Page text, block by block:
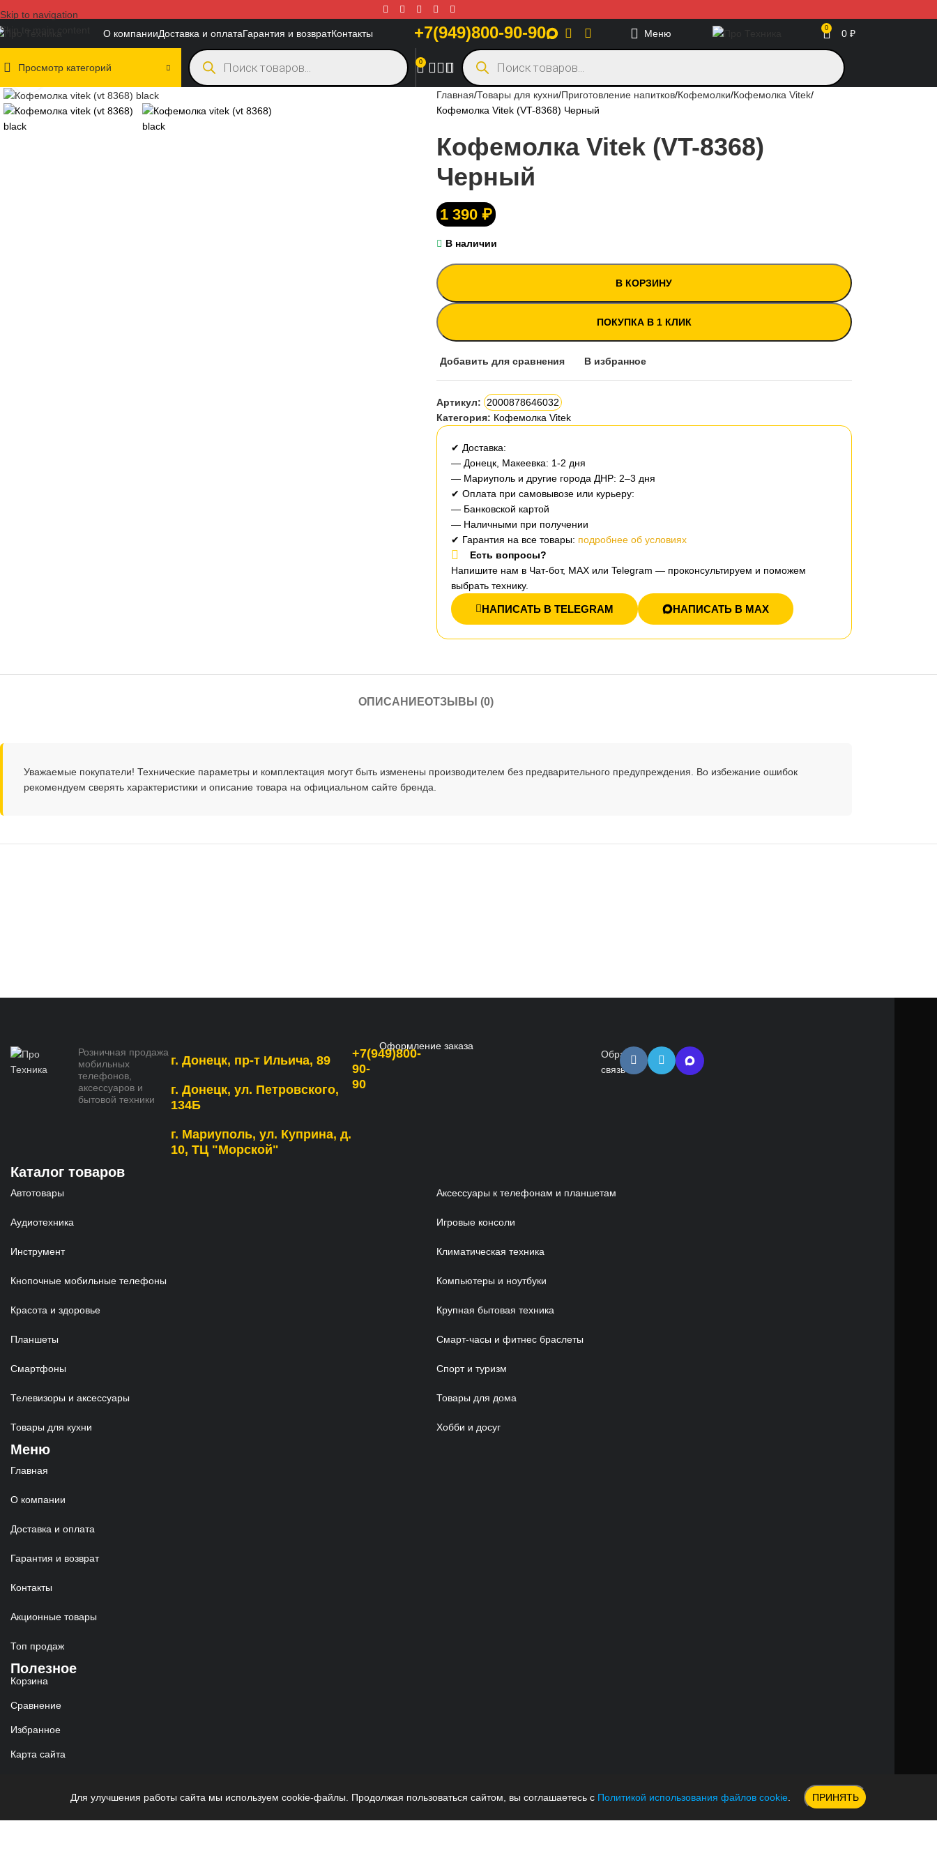
Skip to navigation
Skip to main content
О компанииДоставка и оплатаГарантия и возвратКонтакты +7(949)800-90-90 Меню 0 0 ₽
Просмотр категорий 0
Нажмите, чтобы увеличить
Главная Товары для кухни Приготовление напитков Кофемолки Кофемолка Vitek
Кофемолка Vitek (VT-8368) Черный
Кофемолка Vitek (VT-8368)
Черный
1 390 ₽
В наличии
В КОРЗИНУ
ПОКУПКА В 1 КЛИК
Добавить для сравнения В избранное
Артикул:
2000878646032
Категория: Кофемолка Vitek
✔ Доставка:
— Донецк, Макеевка: 1-2 дня
— Мариуполь и другие города ДНР: 2–3 дня
✔ Оплата при самовывозе или курьеру:
— Банковской картой
— Наличными при получении
✔ Гарантия на все товары: подробнее об условиях
Есть вопросы?
Напишите нам в Чат-бот, MAX или Telegram — проконсультируем и поможем
выбрать технику.
НАПИСАТЬ В TELEGRAM НАПИСАТЬ В MAX
ОПИСАНИЕОТЗЫВЫ (0)
Уважаемые покупатели! Технические параметры и комплектация могут быть изменены производителем без предварительного предупреждения. Во избежание ошибок
рекомендуем сверять характеристики и описание товара на официальном сайте бренда.
Розничная продажа
мобильных
телефонов,
аксессуаров и
бытовой техники
г. Донецк, пр-т Ильича, 89
г. Донецк, ул. Петровского,
134Б
г. Мариуполь, ул. Куприна, д.
10, ТЦ "Морской"
+7(949)800-
90-
90
Оформление заказа
Обратная
связь
Каталог товаров
Автотовары Аксессуары к телефонам и планшетам
Аудиотехника Игровые консоли
Инструмент Климатическая техника
Кнопочные мобильные телефоны Компьютеры и ноутбуки
Красота и здоровье Крупная бытовая техника
Планшеты Смарт-часы и фитнес браслеты
Смартфоны Спорт и туризм
Телевизоры и аксессуары Товары для дома
Товары для кухни Хобби и досуг
Меню
Главная
О компании
Доставка и оплата
Гарантия и возврат
Контакты
Акционные товары
Топ продаж
Полезное
Корзина
Сравнение
Избранное
Карта сайта
РеквизитыДля улучшения работы сайта мы используем cookie-файлы. Продолжая пользоваться сайтом, вы соглашаетесь с Политикой использования файлов cookie. ПРИНЯТЬ